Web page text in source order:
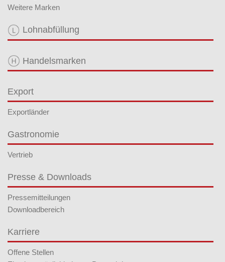
Weitere Marken
Lohnabfüllung
Handelsmarken
Export
Exportländer
Gastronomie
Vertrieb
Presse & Downloads
Pressemitteilungen
Downloadbereich
Karriere
Offene Stellen